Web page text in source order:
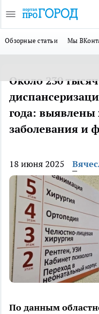
Обзорные статьи Мы
Около 230
года: выявлены
заболевания и
18 июня 2025
По данным